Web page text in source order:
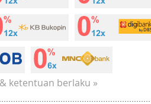
ketentuan berlaku »